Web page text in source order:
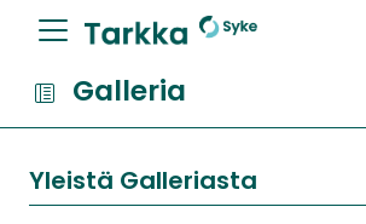
Galleria
Yleistä Galleriasta